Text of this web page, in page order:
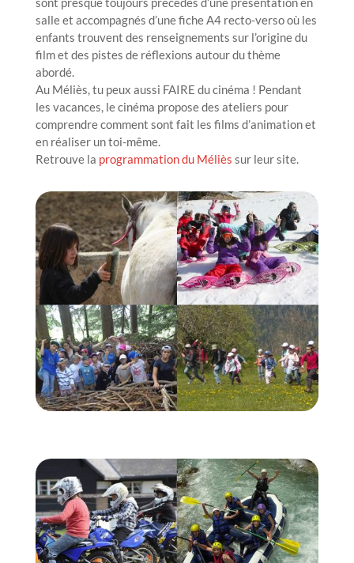
salle et accompagnés d’une fiche A4 recto-verso où les
enfants trouvent des renseignements sur l’origine du
film et des pistes de réflexions autour du thème
abordé.
Au Méliès, tu peux aussi FAIRE du cinéma ! Pendant
les vacances, le cinéma propose des ateliers pour
comprendre comment sont fait les films d’animation et
en réaliser un toi-même.
Retrouve la programmation du Méliès sur leur site.